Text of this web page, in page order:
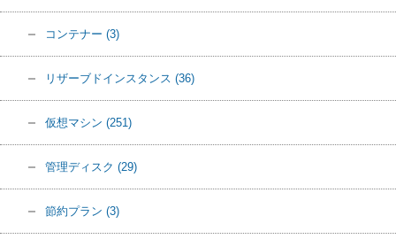
コンテナー (3)
リザーブドインスタンス (36)
仮想マシン (251)
管理ディスク (29)
節約プラン (3)